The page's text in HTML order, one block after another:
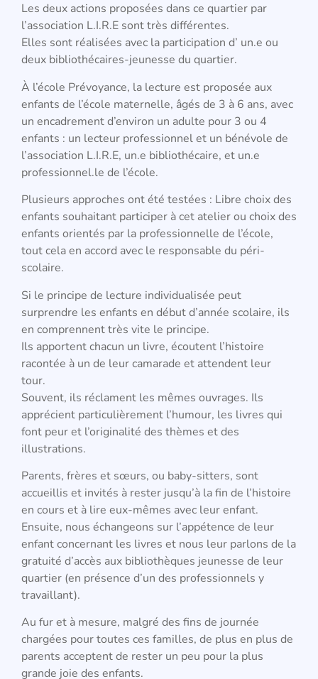
Les deux actions proposées dans ce quartier par
l’association L.I.R.E sont très différentes.
Elles sont réalisées avec la participation d’ un.e ou
deux bibliothécaires-jeunesse du quartier.
À l’école Prévoyance, la lecture est proposée aux
enfants de l’école maternelle, âgés de 3 à 6 ans, avec
un encadrement d’environ un adulte pour 3 ou 4
enfants : un lecteur professionnel et un bénévole de
l’association L.I.R.E, un.e bibliothécaire, et un.e
professionnel.le de l’école.
Plusieurs approches ont été testées : Libre choix des
enfants souhaitant participer à cet atelier ou choix des
enfants orientés par la professionnelle de l’école,
tout cela en accord avec le responsable du péri-
scolaire.
Si le principe de lecture individualisée peut
surprendre les enfants en début d’année scolaire, ils
en comprennent très vite le principe.
Ils apportent chacun un livre, écoutent l’histoire
racontée à un de leur camarade et attendent leur
tour.
Souvent, ils réclament les mêmes ouvrages. Ils
apprécient particulièrement l’humour, les livres qui
font peur et l’originalité des thèmes et des
illustrations.
Parents, frères et sœurs, ou baby-sitters, sont
accueillis et invités à rester jusqu’à la fin de l’histoire
en cours et à lire eux-mêmes avec leur enfant.
Ensuite, nous échangeons sur l’appétence de leur
enfant concernant les livres et nous leur parlons de la
gratuité d’accès aux bibliothèques jeunesse de leur
quartier (en présence d’un des professionnels y
travaillant).
Au fur et à mesure, malgré des fins de journée
chargées pour toutes ces familles, de plus en plus de
parents acceptent de rester un peu pour la plus
grande joie des enfants.